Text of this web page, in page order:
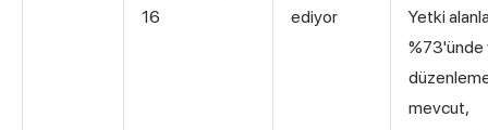
16
ediyor
Yetki
%73'ünde
mevcut,